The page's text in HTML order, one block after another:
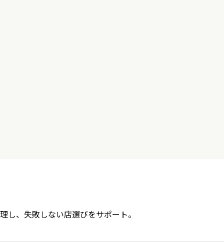
、失敗しない店選びをサポート。